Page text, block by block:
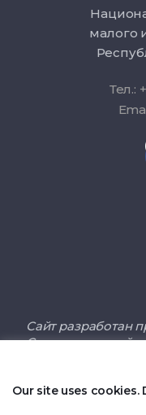
малого
Тел.:
Сайт разработан
Содержание
ответственности
Our site uses